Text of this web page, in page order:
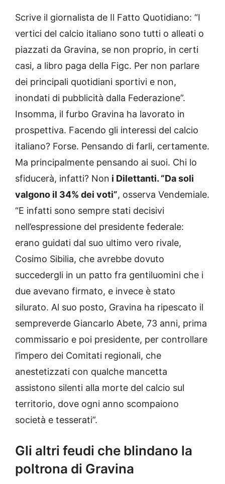
Scrive il giornalista de Il Fatto Quotidiano: “I
vertici del calcio italiano sono tutti o alleati o
piazzati da Gravina, se non proprio, in certi
casi, a libro paga della Figc. Per non parlare
dei principali quotidiani sportivi e non,
inondati di pubblicità dalla Federazione”.
Insomma, il furbo Gravina ha lavorato in
prospettiva. Facendo gli interessi del calcio
italiano? Forse. Pensando di farli, certamente.
Ma principalmente pensando ai suoi. Chi lo
sfiducerà, infatti? Non i Dilettanti. “Da soli
valgono il 34% dei voti”, osserva Vendemiale.
“E infatti sono sempre stati decisivi
nell’espressione del presidente federale:
erano guidati dal suo ultimo vero rivale,
Cosimo Sibilia, che avrebbe dovuto
succedergli in un patto fra gentiluomini che i
due avevano firmato, e invece è stato
silurato. Al suo posto, Gravina ha ripescato il
sempreverde Giancarlo Abete, 73 anni, prima
commissario e poi presidente, per controllare
l’impero dei Comitati regionali, che
anestetizzati con qualche mancetta
assistono silenti alla morte del calcio sul
territorio, dove ogni anno scompaiono
società e tesserati”.
Gli altri feudi che blindano la
poltrona di Gravina